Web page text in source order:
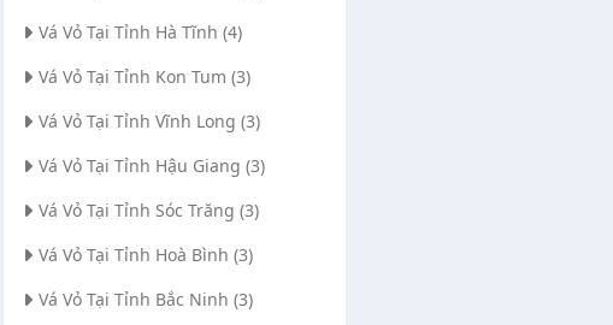
(0)
Đường Thanh Tâm, Phường Tân
Phước, Thị xã Phú Mỹ, Tỉnh Bà Rịa - Vũng
Vá Vỏ Tại Tỉnh Hà Tĩnh (4)
Vá Vỏ Tại Tỉnh Kon Tum (3)
Vá Vỏ Tại Tỉnh Vĩnh Long (3)
Vá Vỏ Tại Tỉnh Hậu Giang (3)
Vá Vỏ Tại Tỉnh Sóc Trăng (3)
Vá Vỏ Tại Tỉnh Hoà Bình (3)
Vá Vỏ Tại Tỉnh Bắc Ninh (3)